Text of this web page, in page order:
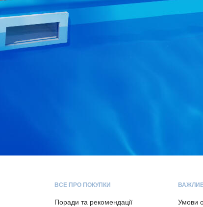
ВСЕ ПРО ПОКУПКИ
Поради та рекомендації
Умови